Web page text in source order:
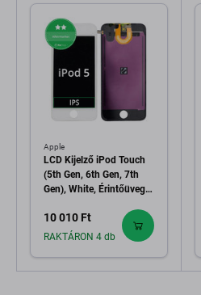
Apple
LCD Kijelző iPod Touch
(5th Gen, 6th Gen, 7th
Gen), White, Érintőüveg
10 010 Ft
RAKTÁRON 4 db